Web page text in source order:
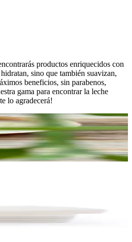
productos enriquecidos con
sino que también suavizan,
beneficios, sin parabenos,
gama para encontrar la leche
lo agradecerá!